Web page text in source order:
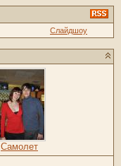
Слайдшоу
Самолет